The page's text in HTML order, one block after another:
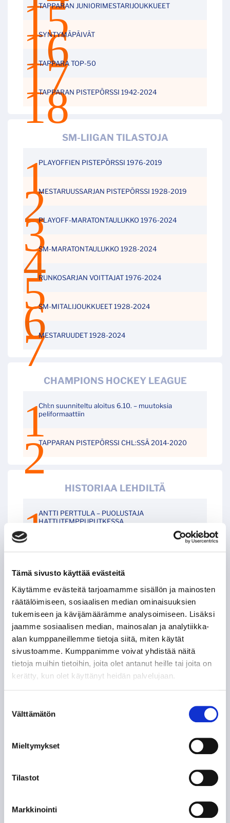
Tämä sivusto käyttää evästeitä
Käytämme evästeitä tarjoamamme sisällön ja mainosten
räätälöimiseen, sosiaalisen median ominaisuuksien
tukemiseen ja kävijämäärämme analysoimiseen. Lisäksi
jaamme sosiaalisen median, mainosalan ja analytiikka-
alan kumppaneillemme tietoja siitä, miten käytät
sivustoamme. Kumppanimme voivat yhdistää näitä
tietoja muihin tietoihin, joita olet antanut heille tai joita on
kerätty, kun olet käyttänyt heidän palvelujaan.
valinta
Välttämätön
Mieltymykset
Tilastot
Markkinointi
TAPPARAN JUNIORIMESTARIJOUKKUEET
SYNTYMÄPÄIVÄT
TAPPARA TOP-50
TAPPARAN PISTEPÖRSSI 1942-2024
SM-LIIGAN TILASTOJA
PLAYOFFIEN PISTEPÖRSSI 1976-2019
MESTARUUSSARJAN PISTEPÖRSSI 1928-2019
PLAYOFF-MARATONTAULUKKO 1976-2024
SM-MARATONTAULUKKO 1928-2024
RUNKOSARJAN VOITTAJAT 1976-2024
SM-MITALIJOUKKUEET 1928-2024
MESTARUUDET 1928-2024
CHAMPIONS HOCKEY LEAGUE
Chl:n suunniteltu aloitus 6.10. – muutoksia
peliformaattiin
TAPPARAN PISTEPÖRSSI CHL:SSÄ 2014-2020
HISTORIAA LEHDILTÄ
ANTTI PERTTULA – PUOLUSTAJA
HATTUTEMPPUPUTKESSA
JIŘÍ KUČERA – KAKSI RANKKARIMAALIA SAMASSA
LEIGH BANNISTER – KANADALAINEN KOVANAAMA
KIRVESRINNOISSA
POHJOIS-AMERIKAN AMMATTILAISET TASON
TAPPARAN RANSKALAINEN VISIITTI ALASARJAAN
ILPO KAUHASEN 188 MINUUTTIA JULKISUUTTA
TUNTEMATTOMAMPI TARINA TAKAVUOSILTA
NE KUULUISAT “KUUSKASIT”
SIIRTOSOTKU: JAROMIR ŠINDEL TAPPARAAN